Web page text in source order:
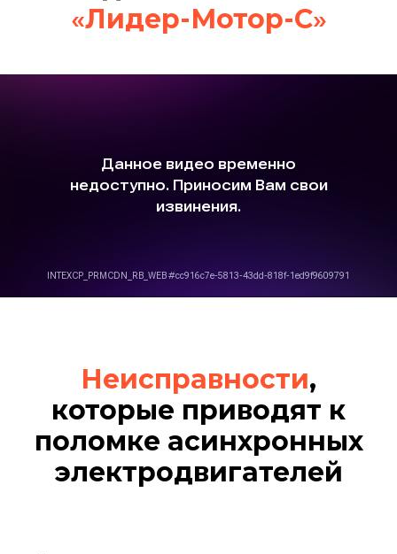
«Лидер-Мотор-С»
Неисправности,
которые приводят к
поломке асинхронных
электродвигателей
Рассчитайте стоимость
ремонта за 20 секунд